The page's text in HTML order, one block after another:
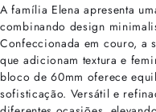
A família Elena apresenta
combinando design
Confeccionada em couro, a
que adicionam textura e
bloco de 60mm oferece
sofisticação. Versátil e